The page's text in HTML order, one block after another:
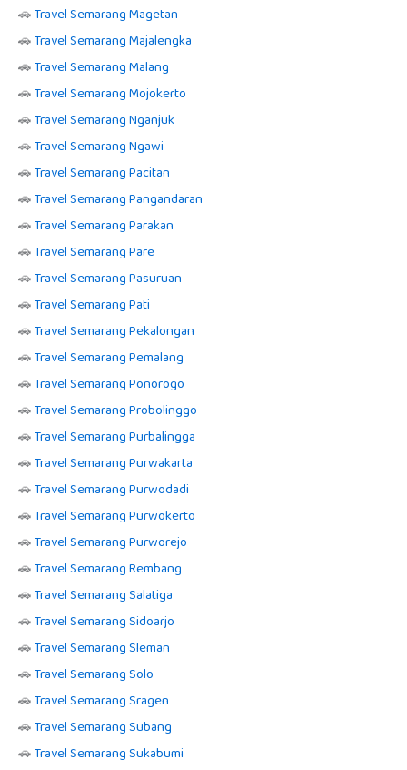
🚗Travel Semarang Magetan
🚗Travel Semarang Majalengka
🚗Travel Semarang Malang
🚗Travel Semarang Mojokerto
🚗Travel Semarang Nganjuk
🚗Travel Semarang Ngawi
🚗Travel Semarang Pacitan
🚗Travel Semarang Pangandaran
🚗Travel Semarang Parakan
🚗Travel Semarang Pare
🚗Travel Semarang Pasuruan
🚗Travel Semarang Pati
🚗Travel Semarang Pekalongan
🚗Travel Semarang Pemalang
🚗Travel Semarang Ponorogo
🚗Travel Semarang Probolinggo
🚗Travel Semarang Purbalingga
🚗Travel Semarang Purwakarta
🚗Travel Semarang Purwodadi
🚗Travel Semarang Purwokerto
🚗Travel Semarang Purworejo
🚗Travel Semarang Rembang
🚗Travel Semarang Salatiga
🚗Travel Semarang Sidoarjo
🚗Travel Semarang Sleman
🚗Travel Semarang Solo
🚗Travel Semarang Sragen
🚗Travel Semarang Subang
🚗Travel Semarang Sukabumi